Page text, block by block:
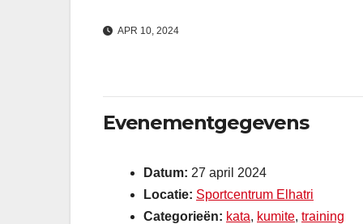
APR 10, 2024
Evenementgegevens
Datum: 27 april 2024
Locatie: Sportcentrum Elhatri
Categorieën: kata, kumite, training